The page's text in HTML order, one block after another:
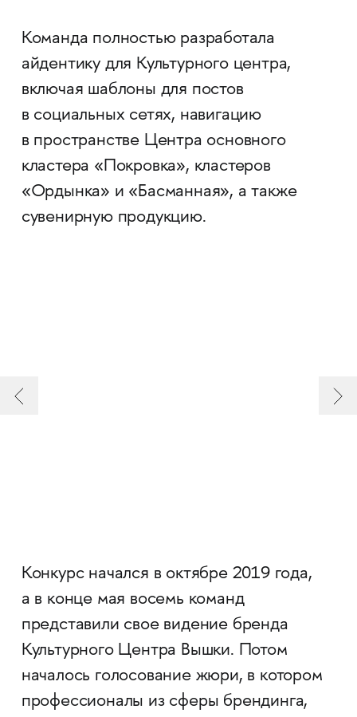
Команда полностью разработала
айдентику для Культурного центра,
включая шаблоны для постов
в социальных сетях, навигацию
в пространстве Центра основного
кластера «Покровка», кластеров
«Ордынка» и «Басманная», а также
сувенирную продукцию.
Конкурс начался в октябре 2019 года,
а в конце мая восемь команд
представили свое видение бренда
Культурного Центра Вышки. Потом
началось голосование жюри, в котором
профессионалы из сферы брендинга,